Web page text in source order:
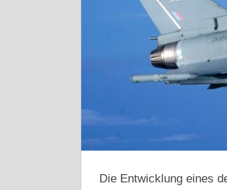
Die Entwicklung eines